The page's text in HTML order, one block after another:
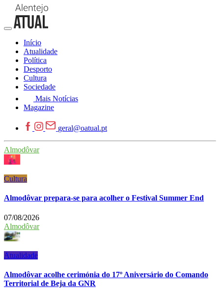
Início
Atualidade
Política
Desporto
Cultura
Sociedade
Mais Notícias
Magazine
geral@oatual.pt
Almodôvar
Cultura
Almodôvar prepara-se para acolher o Festival Summer End
07/08/2026
Almodôvar
Atualidade
Almodôvar acolhe cerimónia do 17º Aniversário do Comando
Territorial de Beja da GNR